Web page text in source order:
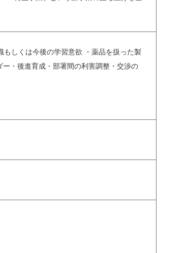
しくは今後の学習意欲 ・薬品を扱った製
・後進育成・部署間の利害調整・交渉の